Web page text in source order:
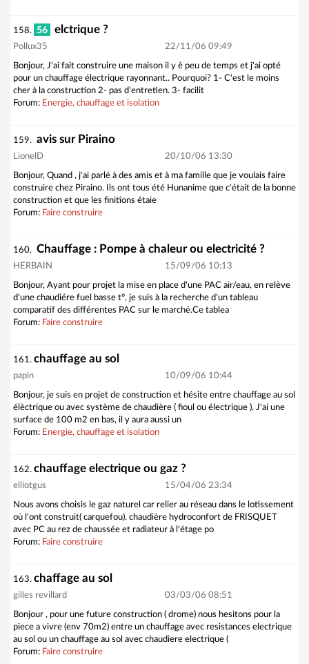
158. 56 elctrique ?
Pollux35 22/11/06 09:49
Bonjour, J'ai fait construire une maison il y è peu de temps et j'ai opté
pour un chauffage électrique rayonnant.. Pourquoi? 1- C'est le moins
cher à la construction 2- pas d'entretien. 3- facilit
Forum: Energie, chauffage et isolation
159. avis sur Piraino
LionelD 20/10/06 13:30
Bonjour, Quand , j'ai parlé à des amis et à ma famille que je voulais faire
construire chez Piraino. Ils ont tous été Hunanime que c'était de la bonne
construction et que les finitions étaie
Forum: Faire construire
160. Chauffage : Pompe à chaleur ou electricité ?
HERBAIN 15/09/06 10:13
Bonjour, Ayant pour projet la mise en place d'une PAC air/eau, en relève
d'une chaudiére fuel basse t°, je suis à la recherche d'un tableau
comparatif des différentes PAC sur le marché.Ce tablea
Forum: Faire construire
161. chauffage au sol
papin 10/09/06 10:44
Bonjour, je suis en projet de construction et hésite entre chauffage au sol
élèctrique ou avec système de chaudière ( fioul ou électrique ). J'ai une
surface de 100 m2 en bas, il y aura aussi un
Forum: Energie, chauffage et isolation
162. chauffage electrique ou gaz ?
elliotgus 15/04/06 23:34
Nous avons choisis le gaz naturel car relier au réseau dans le lotissement
où l'ont construit( carquefou). chaudière hydroconfort de FRISQUET
avec PC au rez de chaussée et radiateur à l'étage po
Forum: Faire construire
163. chaffage au sol
gilles revillard 03/03/06 08:51
Bonjour , pour une future construction ( drome) nous hesitons pour la
piece a vivre (env 70m2) entre un chauffage avec resistances electrique
au sol ou un chauffage au sol avec chaudiere electrique (
Forum: Faire construire